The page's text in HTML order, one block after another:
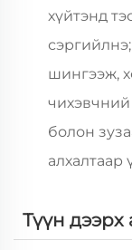
хүйтэнд
шингээж,
чихэвчний
болон
алхалтаар
Түүн дээрх